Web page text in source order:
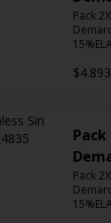
Pack
$4.893
Pack
Pack